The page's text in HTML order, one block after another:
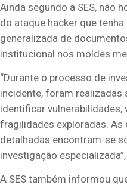
Ainda segundo a SES, não
do ataque hacker que
generalizada de
institucional nos moldes
“Durante o processo de
incidente, foram realizadas
identificar vulnerabilidades,
fragilidades exploradas.
detalhadas encontram-se
investigação
A SES também informou